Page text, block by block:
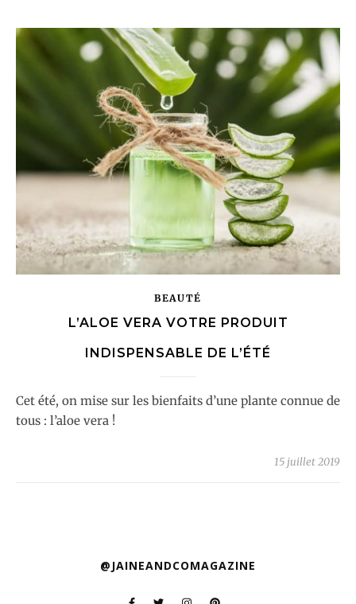
BEAUTÉ
L’ALOE VERA VOTRE PRODUIT
INDISPENSABLE DE L’ÉTÉ
Cet été, on mise sur les bienfaits d’une plante connue de
tous : l’aloe vera !
15 juillet 2019
@JAINEANDCOMAGAZINE